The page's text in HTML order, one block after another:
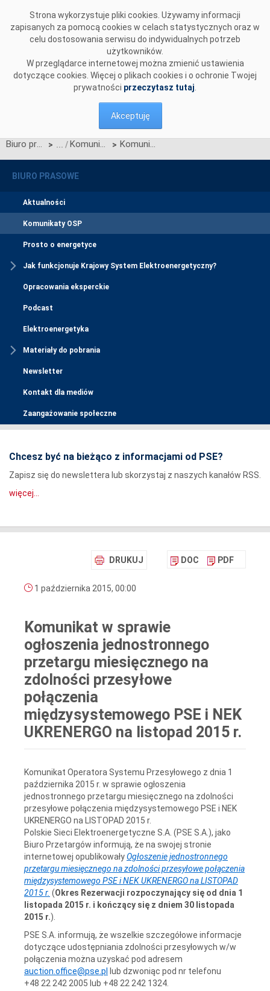
Strona wykorzystuje pliki cookies. Używamy informacji
zapisanych za pomocą cookies w celach statystycznych oraz w
celu dostosowania serwisu do indywidualnych potrzeb
użytkowników.
W przeglądarce internetowej można zmienić ustawienia
dotyczące cookies. Więcej o plikach cookies i o ochronie Twojej
prywatności przeczytasz tutaj
Akceptuję
Biuro prasowe > Komunikaty OSP > Komunikat w sprawie ogłoszenia jednostronnego przetargu miesięcznego na zdolności przesyłowe połączenia międzysystemowego PSE i NEK UKRENERGO na listopad 2015 r.
BIURO PRASOWE
Aktualności
Komunikaty OSP
Prosto o energetyce
Jak funkcjonuje Krajowy System Elektroenergetyczny?
Opracowania eksperckie
Podcast
Elektroenergetyka
Materiały do pobrania
Newsletter
Kontakt dla mediów
Zaangażowanie społeczne
Chcesz być na bieżąco z informacjami od PSE?
Zapisz się do newslettera lub skorzystaj z naszych kanałów RSS.
więcej...
DRUKUJ DOC PDF
1 października 2015, 00:00
Komunikat w sprawie
ogłoszenia jednostronnego
przetargu miesięcznego na
zdolności przesyłowe
połączenia
międzysystemowego PSE i NEK
UKRENERGO na listopad 2015 r.
Komunikat Operatora Systemu Przesyłowego z dnia 1
października 2015 r. w sprawie ogłoszenia
jednostronnego przetargu miesięcznego na zdolności
przesyłowe połączenia międzysystemowego PSE i NEK
UKRENERGO na LISTOPAD 2015 r.
Polskie Sieci Elektroenergetyczne S.A. (PSE S.A.), jako
Biuro Przetargów informują, że na swojej stronie
internetowej opublikowałyOgłoszenie jednostronnego
przetargu miesięcznego na zdolności przesyłowe połączenia
międzysystemowego PSE i NEK UKRENERGO na LISTOPAD
2015 r. (Okres Rezerwacji rozpoczynający się od dnia 1
listopada 2015 r. i kończący się z dniem 30 listopada
2015 r.).
PSE S.A. informują, że wszelkie szczegółowe informacje
dotyczące udostępniania zdolności przesyłowych w/w
połączenia można uzyskać pod adresem
auction.office@pse.pl
lub dzwoniąc pod nr telefonu
+48 22 242 2005 lub +48 22 242 1324.